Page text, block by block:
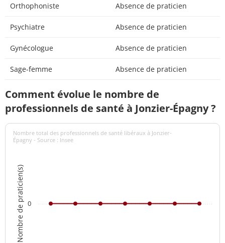
Orthophoniste Absence de praticien
Psychiatre Absence de praticien
Gynécologue Absence de praticien
Sage-femme Absence de praticien
Comment évolue le nombre de
professionnels de santé à Jonzier-Épagny ?
Nombre de praticien(s)
Nombre total des professionnels de santé libéraux à Jonzier-
Épagny - Source : Insee
0